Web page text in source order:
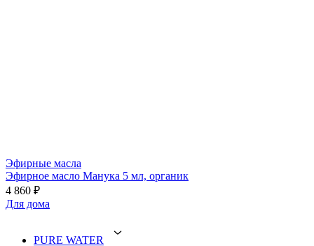
Эфирные масла
Эфирное масло Манука 5 мл, органик
4 860 ₽
Для дома
PURE WATER